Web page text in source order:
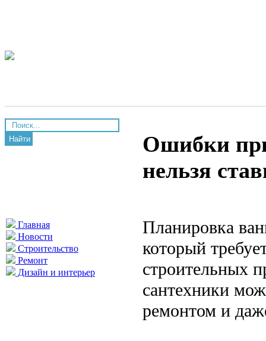
Найти
Главная
Новости
Строительство
Ремонт
Дизайн и интерьер
Ошибки
нельзя
Планировка
который
строительных
сантехники
ремонтом и